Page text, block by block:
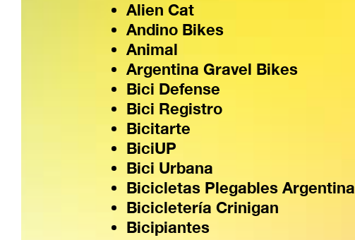
Alien Cat
Andino Bikes
Animal
Argentina Gravel Bikes
Bici Defense
Bici Registro
Bicitarte
BiciUP
Bici Urbana
Bicicletas Plegables Argentina
Bicicletería Crinigan
Bicipiantes